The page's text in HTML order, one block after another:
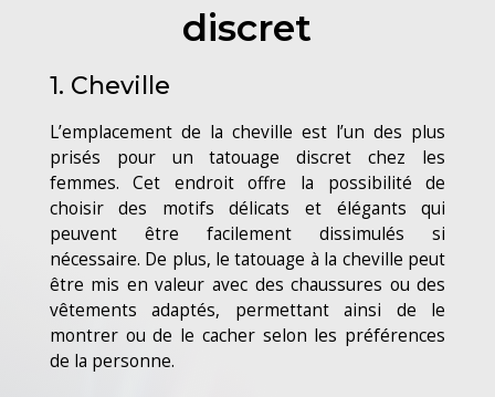
discret
1. Cheville
L’emplacement de la cheville est l’un des plus
prisés pour un tatouage discret chez les
femmes. Cet endroit offre la possibilité de
choisir des motifs délicats et élégants qui
peuvent être facilement dissimulés si
nécessaire. De plus, le tatouage à la cheville peut
être mis en valeur avec des chaussures ou des
vêtements adaptés, permettant ainsi de le
montrer ou de le cacher selon les préférences
de la personne.